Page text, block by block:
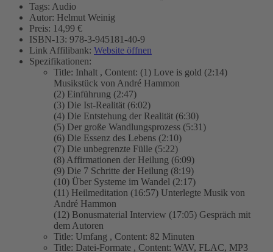
Tags: Audio
Autor: Helmut Weinig
Preis: 14,99 €
ISBN-13: 978-3-945181-40-9
Link Affilibank: Website öffnen
Spezifikationen:
Title: Inhalt , Content: (1) Love is gold (2:14)
Musikstück von André Hammon
(2) Einführung (2:47)
(3) Die Ist-Realität (6:02)
(4) Die Entstehung der Realität (6:30)
(5) Der große Wandlungsprozess (5:31)
(6) Die Essenz des Lebens (2:10)
(7) Die unbegrenzte Fülle (5:22)
(8) Affirmationen der Heilung (6:09)
(9) Die 7 Schritte der Heilung (8:19)
(10) Über Systeme im Wandel (2:17)
(11) Heilmeditation (16:57) Unterlegte Musik von
André Hammon
(12) Bonusmaterial Interview (17:05) Gespräch mit
dem Autoren
Title: Umfang , Content: 82 Minuten
Title: Datei-Formate , Content: WAV, FLAC, MP3